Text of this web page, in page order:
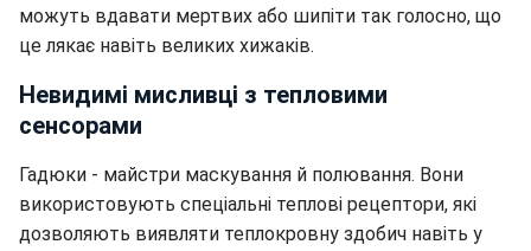
можуть вдавати мертвих або шипіти так голосно, що
це лякає навіть великих хижаків.
Невидимі мисливці з тепловими
сенсорами
Гадюки - майстри маскування й полювання. Вони
використовують спеціальні теплові рецептори, які
дозволяють виявляти теплокровну здобич навіть у